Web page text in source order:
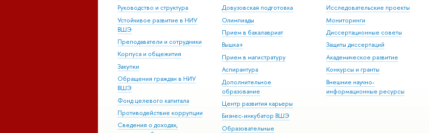
Руководство и структура
Устойчивое развитие в НИУ
ВШЭ
Преподаватели и сотрудники
Корпуса и общежития
Закупки
Обращения граждан в НИУ
ВШЭ
Фонд целевого капитала
Противодействие коррупции
Сведения о доходах,
Довузовская подготовка
Олимпиады
Прием в бакалавриат
Вышка+
Прием в магистратуру
Аспирантура
Дополнительное
образование
Центр развития карьеры
Бизнес-инкубатор ВШЭ
Образовательные
Исследовательские проекты
Мониторинги
Диссертационные советы
Защиты диссертаций
Академическое развитие
Конкурсы и гранты
Внешние научно-
информационные ресурсы